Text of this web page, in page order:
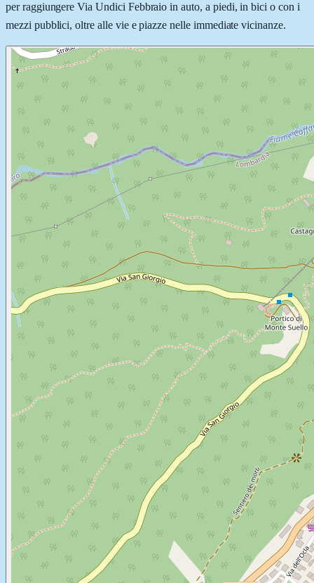
per raggiungere Via Undici Febbraio in auto, a piedi, in bici o con i
mezzi pubblici, oltre alle vie e piazze nelle immediate vicinanze.